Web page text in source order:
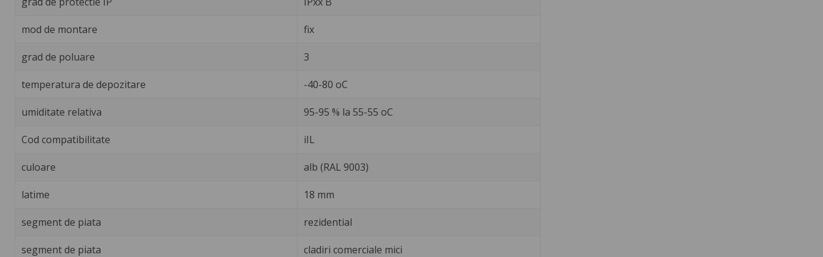
mod de montare fix
grad de poluare 3
temperatura de depozitare -40-80 oC
umiditate relativa 95-95 % la 55-55 oC
Cod compatibilitate iIL
culoare alb (RAL 9003)
latime 18 mm
segment de piata rezidential
segment de piata cladiri comerciale mici